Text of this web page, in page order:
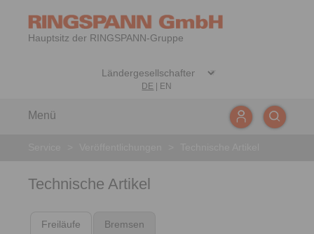
Hauptsitz der RINGSPANN-Gruppe
DE EN
Menü
Technische Artikel
Freiläufe Bremsen